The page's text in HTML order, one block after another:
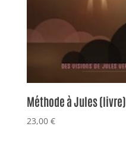
Méthode à Jules (livre)
23,00 €